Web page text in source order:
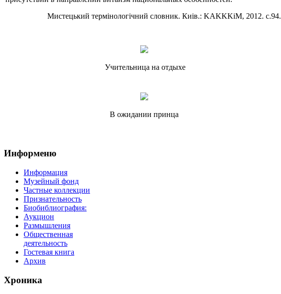
Мистецький термiнологiчний словник. Киiв.: KAKKKiM, 2012. с.94.
Учительница на отдыхе
В ожидании принца
Информеню
Информация
Музейный фонд
Частные коллекции
Признательность
Биобиблиография:
Аукцион
Размышления
Общественная
деятельность
Гостевая книга
Архив
Хроника